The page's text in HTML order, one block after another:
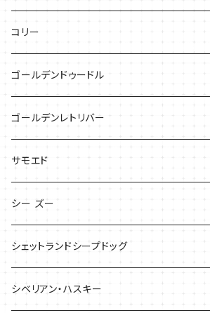
ケース
Tシャツ
キャップ
Tシャツ
タオル
サンダル
バッグ
ケース
コリー
バッグ
ケース
Tシャツ
ゴールデンドゥードル
Tシャツ
ゴールデンレトリバー
Tシャツ
バッグ
ケース
サモエド
Tシャツ
バッグ
シー ズー
Tシャツ
バッグ
シェットランドシープドッグ
バッグ
シベリアン・ハスキー